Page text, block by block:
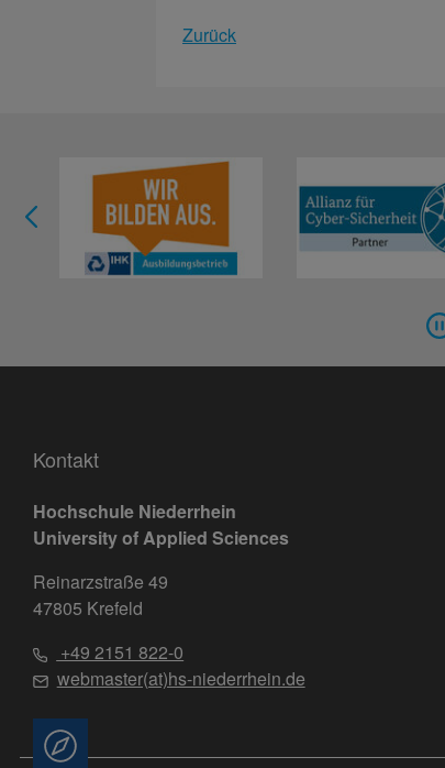
Zurück
Kontakt
Hochschule Niederrhein
University of Applied Sciences
Reinarzstraße 49
47805 Krefeld
+49 2151 822-0
webmaster(at)hs-niederrhein.de